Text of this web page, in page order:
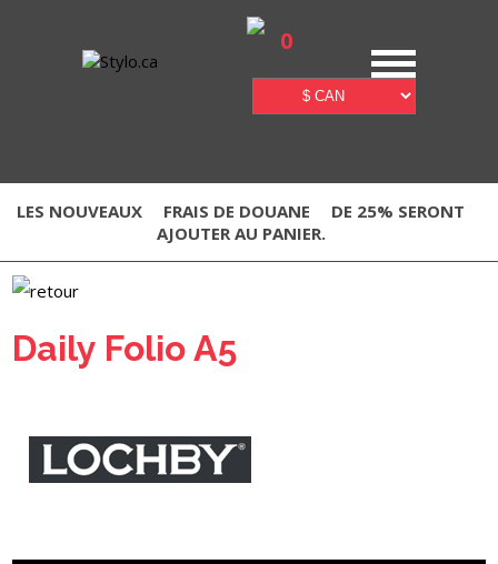
0
LES NOUVEAUX FRAIS DE DOUANE
DE 25% SERONT
AJOUTER AU PANIER.
Daily Folio A5